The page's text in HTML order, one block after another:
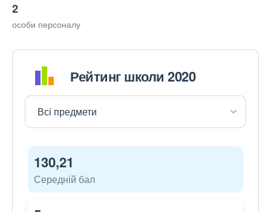
2
особи персоналу
Рейтинг школи 2020
130,21
Середній бал